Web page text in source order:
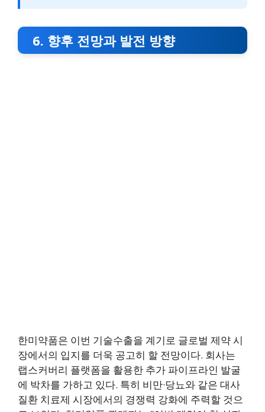
6. 향후 전망과 발전 방향
한미약품은 이번 기술수출을 계기로 글로벌 제약 시
장에서의 입지를 더욱 공고히 할 전망이다. 회사는
랩스커버리 플랫폼을 활용한 추가 파이프라인 발굴
에 박차를 가하고 있다. 특히 비만·당뇨와 같은 대사
질환 치료제 시장에서의 경쟁력 강화에 주력할 것으